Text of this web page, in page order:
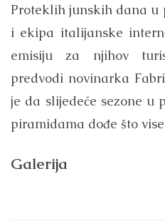
Proteklih junskih dana u
i ekipa italijanske
emisiju za njihov
predvodi novinarka
je da slijedeće sezone u
piramidama dođe što
Galerija